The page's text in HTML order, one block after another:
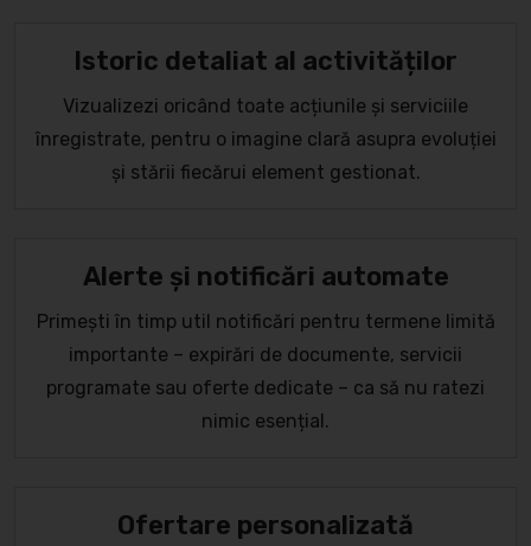
Istoric detaliat al activităților
Vizualizezi oricând toate acțiunile și serviciile
înregistrate, pentru o imagine clară asupra evoluției
și stării fiecărui element gestionat.
Alerte și notificări automate
Primești în timp util notificări pentru termene limită
importante – expirări de documente, servicii
programate sau oferte dedicate – ca să nu ratezi
nimic esențial.
Ofertare personalizată